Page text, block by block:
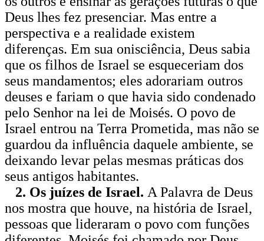
Deus lhes fez presenciar. Mas entre a
perspectiva e a realidade existem
diferenças. Em sua onisciência, Deus sabia
que os filhos de Israel se esqueceriam dos
seus mandamentos; eles adorariam outros
deuses e fariam o que havia sido condenado
pelo Senhor na lei de Moisés. O povo de
Israel entrou na Terra Prometida, mas não se
guardou da influência daquele ambiente, se
deixando levar pelas mesmas práticas dos
seus antigos habitantes.
2. Os juízes de Israel. A Palavra de Deus
nos mostra que houve, na história de Israel,
pessoas que lideraram o povo com funções